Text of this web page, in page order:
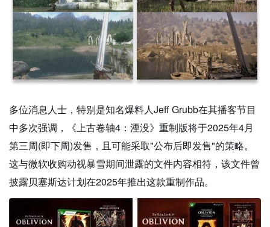
多位消息人士，特别是知名爆料人Jeff Grubb在其播客节目
中多次强调，《上古卷轴4：湮没》重制版将于2025年4月
第三周(即下周)发售，且可能采取"公布后即发售"的策略。
这与微软收购动视暴雪期间泄露的文件内容相符，该文件曾
披露贝塞斯达计划在2025年推出这款重制作品。